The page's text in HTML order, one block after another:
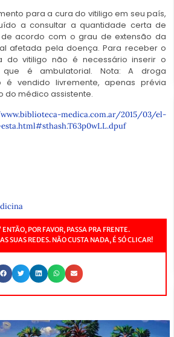
para a cura do vitiligo em seu país,
a consultar a quantidade certa de
acordo com o grau de extensão da
afetada pela doença. Para receber o
do vitiligo não é necessário inserir o
é ambulatorial. Nota: A droga
é vendido livremente, apenas prévia
do médico assistente.
medica.com.ar/2015/03/el-
POR FAVOR, PASSA PRA FRENTE.
SUAS REDES. NÃO CUSTA NADA, É SÓ CLICAR!